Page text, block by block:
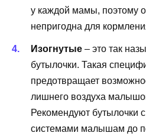
у каждой мамы, поэтому
непригодна для
Изогнутые – это так
бутылочки. Такая
предотвращает
лишнего воздуха
Рекомендуют бутылочки
системами малышам до